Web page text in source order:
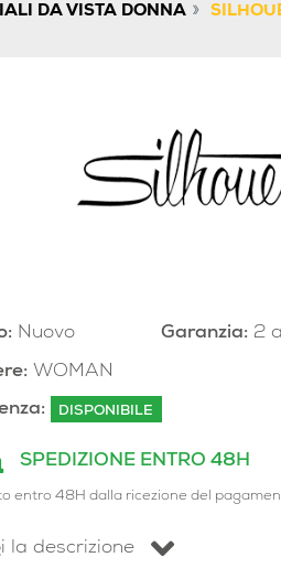
DA VISTA DONNA »
Nuovo
WOMAN
Garanzia: 2
DISPONIBILE
SPEDIZIONE ENTRO 48H
entro 48H dalla ricezione del
la descrizione